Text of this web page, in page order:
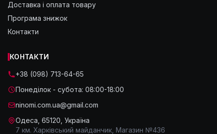
Доставка і оплата товару
Програма знижок
Контакти
КОНТАКТИ
+38 (098) 713-64-65
Понеділок - субота: 08:00-18:00
ninomi.com.ua@gmail.com
Одеса, 65120, Україна
7 км. Харківський майданчик, Магазин №436